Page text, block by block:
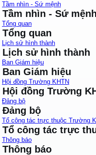
Tầm nhìn - Sứ mệnh
Tầm nhìn - Sứ mệnh
Tổng quan
Tổng quan
Lịch sử hình thành
Lịch sử hình thành
Ban Giám hiệu
Ban Giám hiệu
Hội đồng Trường KHTN
Hội đồng Trường
Đảng bộ
Đảng bộ
Tổ công tác trực thuộc Trường
Tổ công tác trực
Thông báo
Thông báo